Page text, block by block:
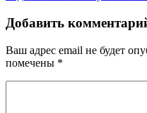
Добавить
Ваш адрес email не будет
помечены *